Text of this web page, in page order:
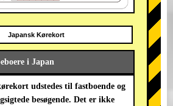
Japansk Kørekort
i Japan
udstedes til fastboende og
besøgende. Det er ikke